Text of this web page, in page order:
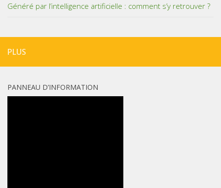
Généré par l’intelligence artificielle : comment s’y retrouver ?
PLUS
PANNEAU D’INFORMATION